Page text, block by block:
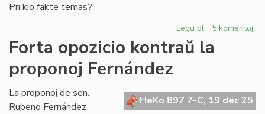
Pri kio fakte temas?
Legu pli pri
estonta
fortikaĵo?
5 komentoj
Forta opozicio kontraŭ la
proponoj Fernández
HeKo 897 7-C, 19 dec 25
La proponoj de sen.
Rubeno Fernández